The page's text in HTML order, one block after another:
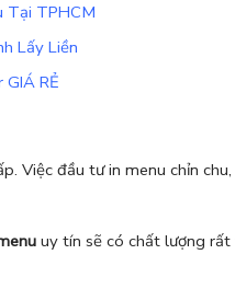
Tại TPHCM
Lấy Liền
RẺ
Việc đầu tư in menu chỉn
uy tín sẽ có chất lượng